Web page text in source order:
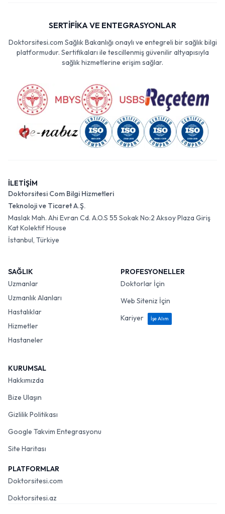
SERTİFİKA VE ENTEGRASYONLAR
Doktorsitesi.com Sağlık Bakanlığı onaylı ve entegreli bir sağlık bilgi
platformudur. Sertifikaları ile tescillenmiş güvenilir altyapısıyla
sağlık hizmetlerine erişim sağlar.
İLETİŞİM
Doktorsitesi Com Bilgi Hizmetleri
Teknoloji ve Ticaret A.Ş.
Maslak Mah. Ahi Evran Cd. A.O.S 55 Sokak No:2 Aksoy Plaza Giriş
Kat Kolektif House
İstanbul, Türkiye
SAĞLIK
Uzmanlar
Uzmanlık Alanları
Hastalıklar
Hizmetler
Hastaneler
PROFESYONELLER
Doktorlar İçin
Web Siteniz İçin
Kariyer
İşe Alım
KURUMSAL
Hakkımızda
Bize Ulaşın
Gizlilik Politikası
Google Takvim Entegrasyonu
Site Haritası
PLATFORMLAR
Doktorsitesi.com
Doktorsitesi.az